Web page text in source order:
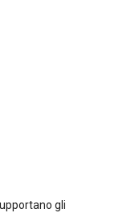
gli